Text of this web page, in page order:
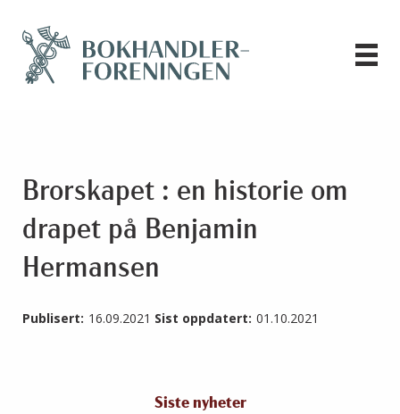
Brorskapet : en historie om
drapet på Benjamin
Hermansen
Publisert: 16.09.2021 Sist oppdatert: 01.10.2021
Siste nyheter